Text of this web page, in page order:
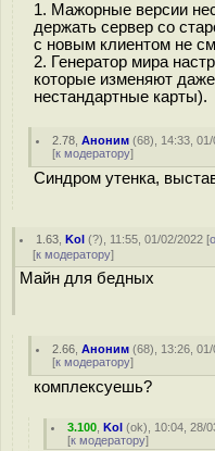
1. Мажорные версии
держать сервер со
с новым клиентом не
2. Генератор мира
которые изменяют
нестандартные карты).
2.78 ,Аноним (68), 14:33,
[к модератору]
Синдром утенка,
1.63 ,Kol (?), 11:55, 01/02/2022 [
[к модератору]
Майн для бедных
2.66 ,Аноним (68), 13:26,
[к модератору]
комплексуешь?
3.100 ,Kol (ok), 10:04, 28/
[к модератору]